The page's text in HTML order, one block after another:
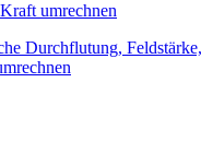
umrechnen
Durchflutung,